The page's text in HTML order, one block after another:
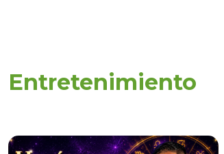
Entretenimiento